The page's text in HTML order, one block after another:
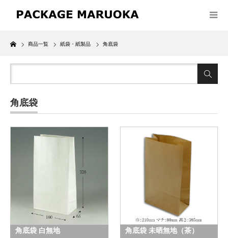
Home
商品一覧 紙袋・紙製品 角底袋
角底袋
角底袋 白無地 角底袋 未晒無地（茶）